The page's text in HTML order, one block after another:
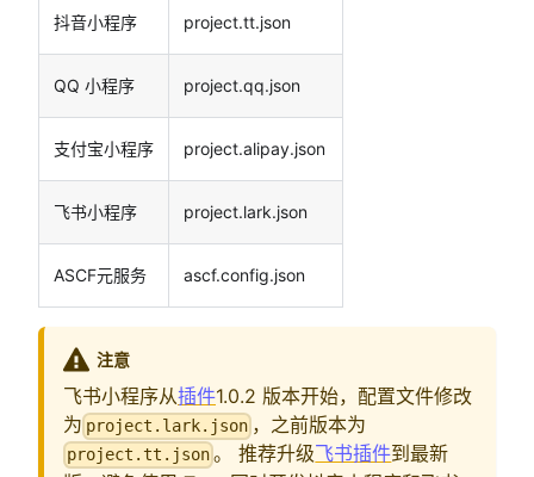
抖音小程序 project.tt.json
QQ 小程序 project.qq.json
支付宝小程序 project.alipay.json
飞书小程序 project.lark.json
ASCF元服务 ascf.config.json
注意
飞书小程序从插件1.0.2 版本开始，配置文件修改
为 project.lark.json ，之前版本为
project.tt.json 。 推荐升级飞书插件到最新